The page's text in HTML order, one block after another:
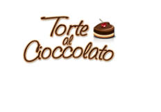
contenuto